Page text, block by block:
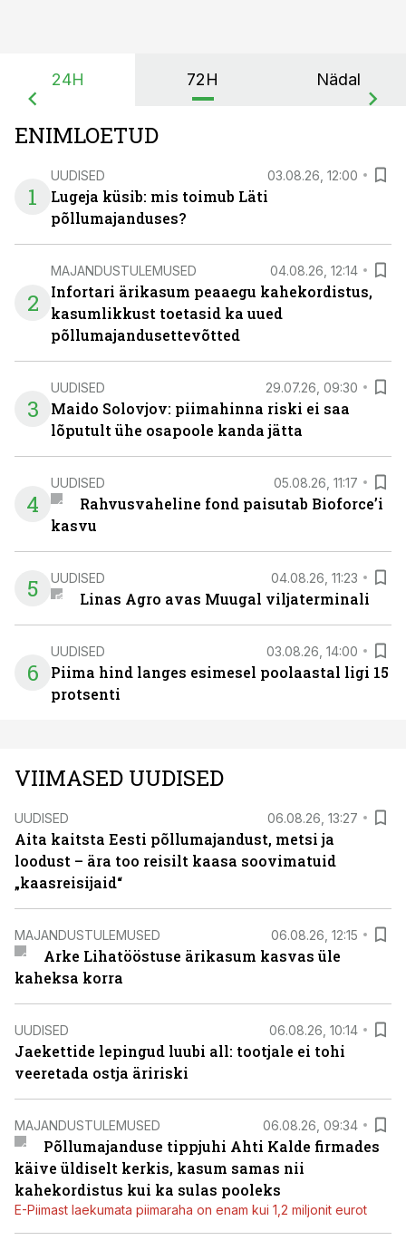
24H 72H Nädal
ENIMLOETUD
1
UUDISED 03.08.26, 12:00
Lugeja küsib: mis toimub Läti
põllumajanduses?
2
MAJANDUSTULEMUSED 04.08.26, 12:14
Infortari ärikasum peaaegu kahekordistus,
kasumlikkust toetasid ka uued
põllumajandusettevõtted
3
UUDISED 29.07.26, 09:30
Maido Solovjov: piimahinna riski ei saa
lõputult ühe osapoole kanda jätta
4
UUDISED 05.08.26, 11:17
Rahvusvaheline fond paisutab Bioforce’i
kasvu
5 UUDISED 04.08.26, 11:23
Linas Agro avas Muugal viljaterminali
6
UUDISED 03.08.26, 14:00
Piima hind langes esimesel poolaastal ligi 15
protsenti
VIIMASED UUDISED
UUDISED 06.08.26, 13:27
Aita kaitsta Eesti põllumajandust, metsi ja
loodust – ära too reisilt kaasa soovimatuid
„kaasreisijaid“
MAJANDUSTULEMUSED 06.08.26, 12:15
Arke Lihatööstuse ärikasum kasvas üle
kaheksa korra
UUDISED 06.08.26, 10:14
Jaekettide lepingud luubi all: tootjale ei tohi
veeretada ostja äririski
MAJANDUSTULEMUSED 06.08.26, 09:34
Põllumajanduse tippjuhi Ahti Kalde firmades
käive üldiselt kerkis, kasum samas nii
kahekordistus kui ka sulas pooleks
E-Piimast laekumata piimaraha on enam kui 1,2 miljonit eurot